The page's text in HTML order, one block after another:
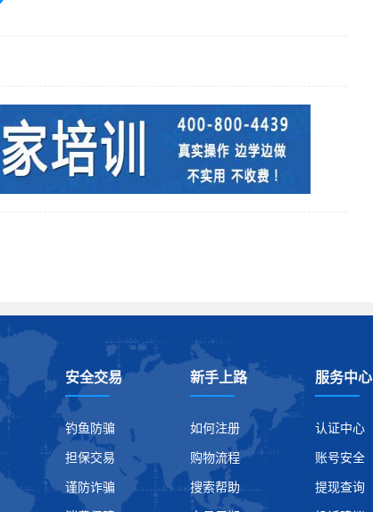
安全交易
钓鱼防骗
担保交易
谨防诈骗
新手上路
如何注册
购物流程
搜索帮助
服务中心
认证中心
账号安全
提现查询